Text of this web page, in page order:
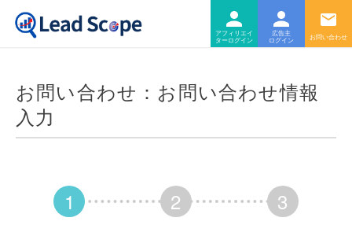
アフィリエイターログ
広告主ロ
お問い合わせ：お問い合わせ情報
入力
1 2 3